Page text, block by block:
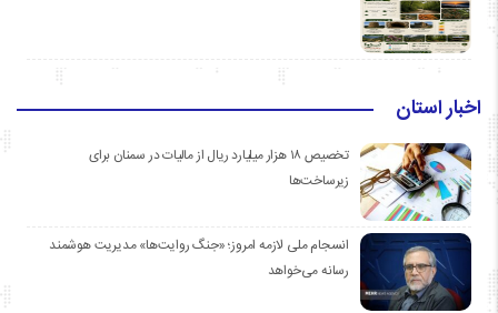
اخبار استان
تخصیص ۱۸ هزار میلیارد ریال از مالیات در سمنان برای
زیرساخت‌ها
انسجام ملی لازمه امروز؛ «جنگ روایت‌ها» مدیریت هوشمند
رسانه می‌خواهد